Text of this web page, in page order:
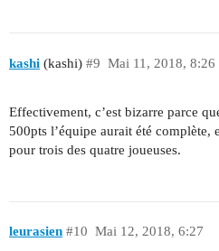
kashi (kashi) Mai 11, 2018, 8:26
#9
Effectivement, c’est bizarre parce
500pts l’équipe aurait été
pour trois des quatre joueuses.
leurasien Mai 12, 2018, 6:27
#10